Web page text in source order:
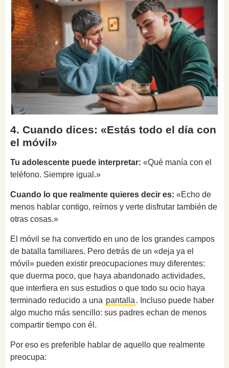
4. Cuando dices: «Estás todo el día con
el móvil»
Tu adolescente puede interpretar: «Qué manía con el
teléfono. Siempre igual.»
Cuando lo que realmente quieres decir es: «Echo de
menos hablar contigo, reírnos y verte disfrutar también de
otras cosas.»
El móvil se ha convertido en uno de los grandes campos
de batalla familiares. Pero detrás de un «deja ya el
móvil» pueden existir preocupaciones muy diferentes:
que duerma poco, que haya abandonado actividades,
que interfiera en sus estudios o que todo su ocio haya
terminado reducido a una pantalla . Incluso puede haber
algo mucho más sencillo: sus padres echan de menos
compartir tiempo con él.
Por eso es preferible hablar de aquello que realmente
preocupa: